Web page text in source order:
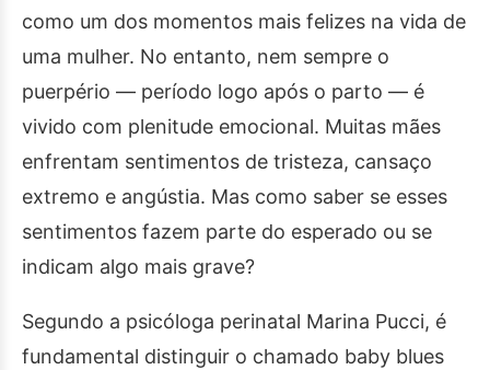
como um dos momentos mais felizes na vida de
uma mulher. No entanto, nem sempre o
puerpério — período logo após o parto — é
vivido com plenitude emocional. Muitas mães
enfrentam sentimentos de tristeza, cansaço
extremo e angústia. Mas como saber se esses
sentimentos fazem parte do esperado ou se
indicam algo mais grave?
Segundo a psicóloga perinatal Marina Pucci, é
fundamental distinguir o chamado baby blues